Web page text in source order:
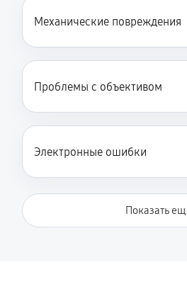
Замена
2970 руб
3510 руб 60
Чистка CCD/CMOS
Механические повреждения
Проблемы с объективом
Электронные ошибки
Показать